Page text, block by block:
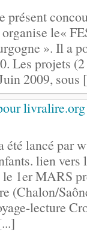
présent
le«
». Il a
Les projets
2009, sous
livralire.org
été lancé par
lien vers
1er MARS
(Chalon/
lecture